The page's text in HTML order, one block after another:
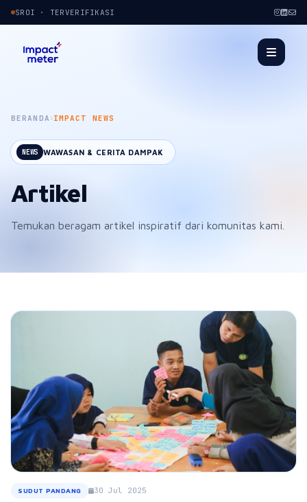
SROI · TERVERIFIKASI
BERANDA IMPACT NEWS
NEWS WAWASAN & CERITA DAMPAK
Artikel
Temukan beragam artikel inspiratif dari komunitas kami.
SUDUT PANDANG 30 Jul 2025